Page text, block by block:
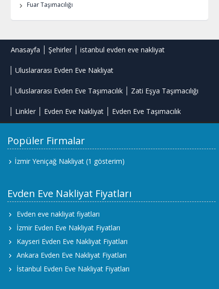
Fuar Taşımacılığı
Anasayfa Şehirler istanbul evden eve nakliyat
Uluslararası Evden Eve Nakliyat
Uluslararası Evden Eve Taşımacılık Zati Eşya Taşımacılığı
Linkler Evden Eve Nakliyat Evden Eve Taşımacılık
Popüler Firmalar
İzmir Yeniçağ Nakliyat (1 gösterim)
Evden Eve Nakliyat Fiyatları
Evden eve nakliyat fiyatları
İzmir Evden Eve Nakliyat Fiyatları
Kayseri Evden Eve Nakliyat Fiyatları
Ankara Evden Eve Nakliyat Fiyatları
İstanbul Evden Eve Nakliyat Fiyatları